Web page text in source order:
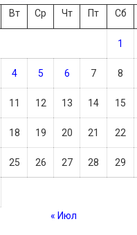
Вт Ср Чт Пт Сб
1
4 5 6 7 8
11 12 13 14 15
18 19 20 21 22
25 26 27 28 29
« Июл